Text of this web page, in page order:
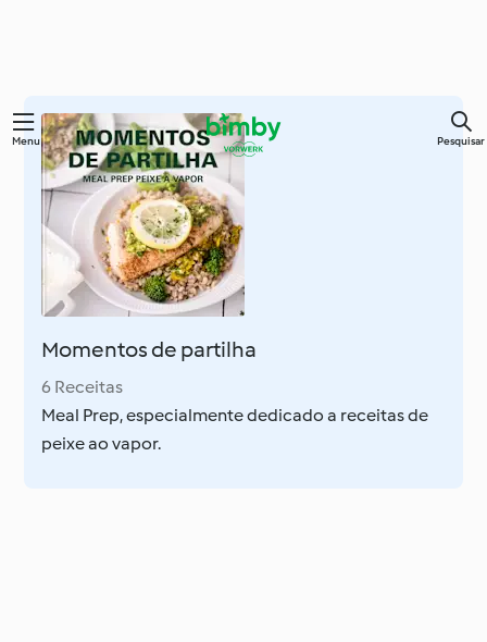
Saltar
conteúdo
principal
Menu Pesquisar
Momentos de partilha
6 Receitas
Meal Prep, especialmente dedicado a receitas de
peixe ao vapor.